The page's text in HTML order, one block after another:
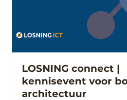
LOSNING connect |
kennisevent voor
architectuur